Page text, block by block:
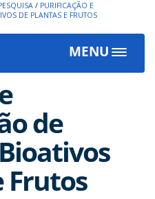
/ PURIFICAÇÃO E
DE PLANTAS E FRUTOS
MENU
Toggle
de
Frutos